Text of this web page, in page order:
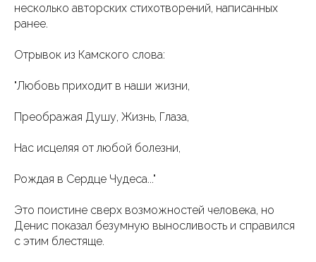
несколько авторских стихотворений, написанных
ранее.
Отрывок из Камского слова:
"Любовь приходит в наши жизни,
Преображая Душу, Жизнь, Глаза,
Нас исцеляя от любой болезни,
Рождая в Сердце Чудеса..."
Это поистине сверх возможностей человека, но
Денис показал безумную выносливость и справился
с этим блестяще.